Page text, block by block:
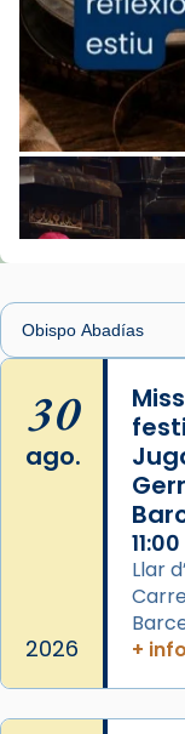
«Avui les
ajuden a
Mons. Sergi
presidit
Santes de
🔗
📸 J. Merino
de
2 weeks ago
Aquest
missa
comitè
del Sant Pare
Josep
concelebrat
Mons. David
30
ago.
2026
11:00
Llar
+ info